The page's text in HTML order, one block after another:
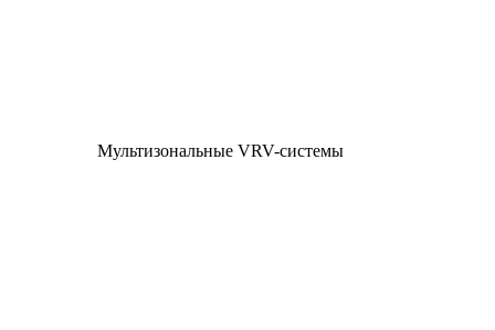
Мультизональные VRV-системы